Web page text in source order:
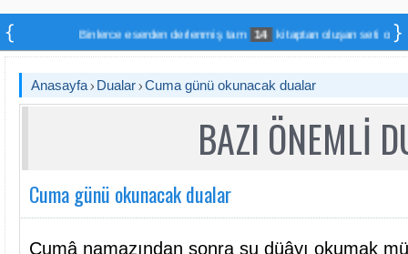
Binlerce eserden derlenmiş tam 14 kitaptan oluşan seti online
Anasayfa Dualar Cuma günü okunacak dualar
BAZI ÖNEMLİ
Cuma günü okunacak dualar
Cumâ namazından sonra şu düâyı okumak